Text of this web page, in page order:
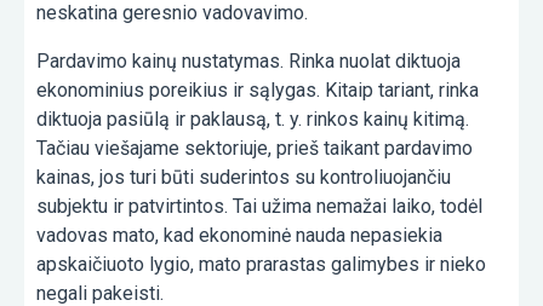
neskatina geresnio vadovavimo.
Pardavimo kainų nustatymas. Rinka nuolat diktuoja
ekonominius poreikius ir sąlygas. Kitaip tariant, rinka
diktuoja pasiūlą ir paklausą, t. y. rinkos kainų kitimą.
Tačiau viešajame sektoriuje, prieš taikant pardavimo
kainas, jos turi būti suderintos su kontroliuojančiu
subjektu ir patvirtintos. Tai užima nemažai laiko, todėl
vadovas mato, kad ekonominė nauda nepasiekia
apskaičiuoto lygio, mato prarastas galimybes ir nieko
negali pakeisti.